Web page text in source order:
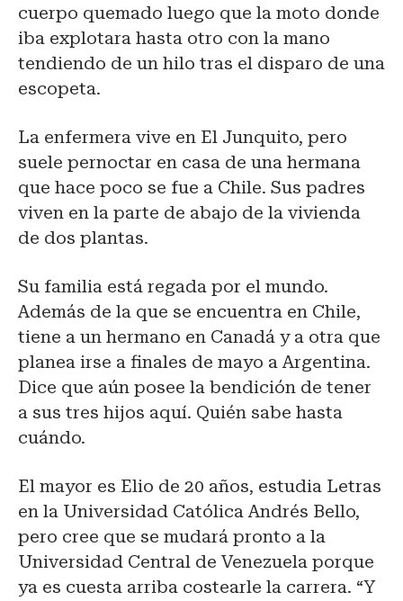
cuerpo quemado luego que la moto donde
iba explotara hasta otro con la mano
tendiendo de un hilo tras el disparo de una
escopeta.
La enfermera vive en El Junquito, pero
suele pernoctar en casa de una hermana
que hace poco se fue a Chile. Sus padres
viven en la parte de abajo de la vivienda
de dos plantas.
Su familia está regada por el mundo.
Además de la que se encuentra en Chile,
tiene a un hermano en Canadá y a otra que
planea irse a finales de mayo a Argentina.
Dice que aún posee la bendición de tener
a sus tres hijos aquí. Quién sabe hasta
cuándo.
El mayor es Elio de 20 años, estudia Letras
en la Universidad Católica Andrés Bello,
pero cree que se mudará pronto a la
Universidad Central de Venezuela porque
ya es cuesta arriba costearle la carrera. “Y